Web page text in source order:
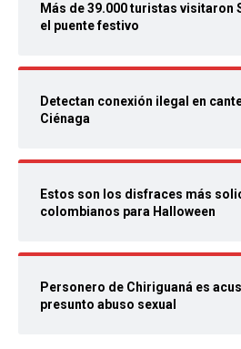
Más de 39.000 turistas visitaron
el puente festivo
Detectan conexión ilegal en
Ciénaga
Estos son los disfraces más
colombianos para Halloween
Personero de Chiriguaná es
presunto abuso sexual